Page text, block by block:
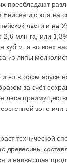
преобладают
Енисея и с юга на
части и на
2,6 млн га, или
а во всех
из липы
во втором ярусе
за счёт
леса
зоне или
технической
древесины
и наивысшая